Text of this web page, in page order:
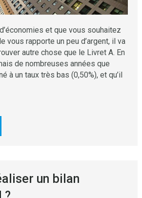
et que vous souhaitez
vous rapporte un peu d’argent, il va
autre chose que le Livret A. En
de nombreuses années que
à un taux très bas (0,50%), et qu’il
un bilan